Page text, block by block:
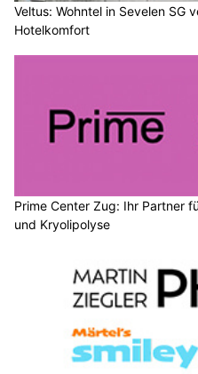
Veltus: Wohntel in Sevelen SG
Hotelkomfort
Prime Center Zug: Ihr Partner
und Kryolipolyse